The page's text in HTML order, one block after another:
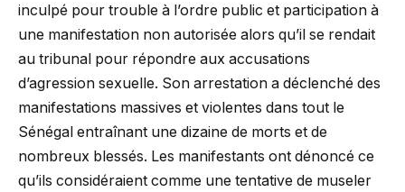
inculpé pour trouble à l’ordre public et participation à
une manifestation non autorisée alors qu’il se rendait
au tribunal pour répondre aux accusations
d’agression sexuelle. Son arrestation a déclenché des
manifestations massives et violentes dans tout le
Sénégal entraînant une dizaine de morts et de
nombreux blessés. Les manifestants ont dénoncé ce
qu’ils considéraient comme une tentative de museler